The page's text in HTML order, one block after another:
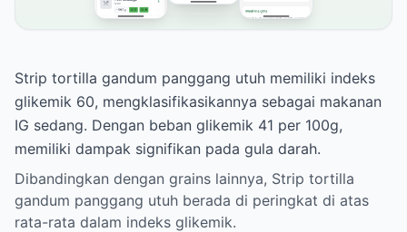
Strip tortilla gandum panggang utuh memiliki indeks
glikemik 60, mengklasifikasikannya sebagai makanan
IG sedang. Dengan beban glikemik 41 per 100g,
memiliki dampak signifikan pada gula darah.
Dibandingkan dengan grains lainnya, Strip tortilla
gandum panggang utuh berada di peringkat di atas
rata-rata dalam indeks glikemik.